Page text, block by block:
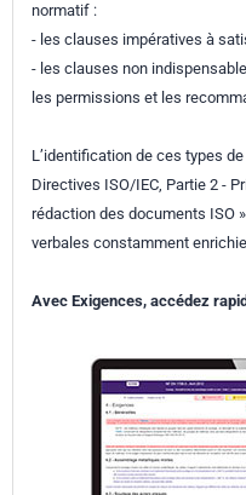
normatif :
- les clauses impératives à
- les clauses non
les permissions et les
L’identification de ces types
Directives ISO/IEC, Partie 2 -
rédaction des documents ISO
verbales constamment
Avec Exigences, accédez